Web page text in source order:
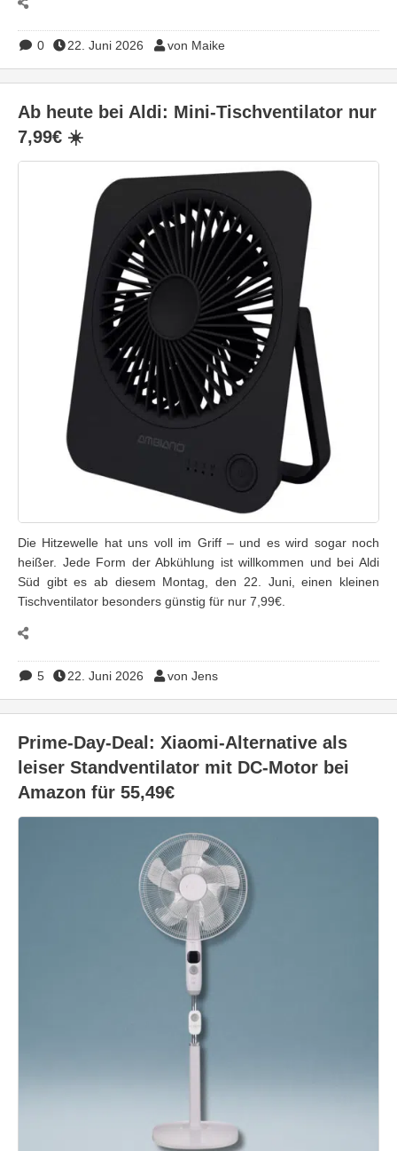
0 22. Juni 2026 von Maike
Ab heute bei Aldi: Mini-Tischventilator nur
7,99€ ☀️
Die Hitzewelle hat uns voll im Griff – und es wird sogar noch
heißer. Jede Form der Abkühlung ist willkommen und bei Aldi
Süd gibt es ab diesem Montag, den 22. Juni, einen kleinen
Tischventilator besonders günstig für nur 7,99€.
5 22. Juni 2026 von Jens
Prime-Day-Deal: Xiaomi-Alternative als
leiser Standventilator mit DC-Motor bei
Amazon für 55,49€